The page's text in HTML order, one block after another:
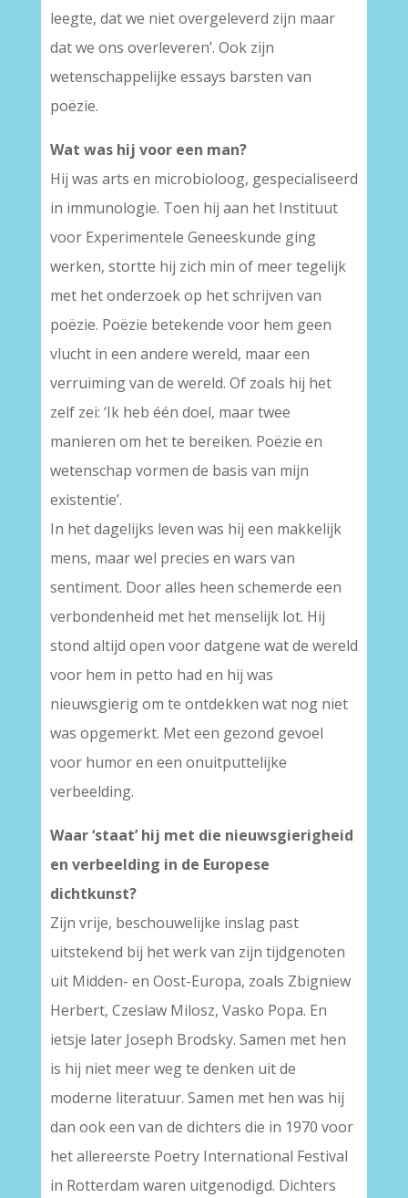
leegte, dat we niet overgeleverd zijn maar
dat we ons overleveren’. Ook zijn
wetenschappelijke essays barsten van
poëzie.
Wat was hij voor een man?
Hij was arts en microbioloog, gespecialiseerd
in immunologie. Toen hij aan het Instituut
voor Experimentele Geneeskunde ging
werken, stortte hij zich min of meer tegelijk
met het onderzoek op het schrijven van
poëzie. Poëzie betekende voor hem geen
vlucht in een andere wereld, maar een
verruiming van de wereld. Of zoals hij het
zelf zei: ‘Ik heb één doel, maar twee
manieren om het te bereiken. Poëzie en
wetenschap vormen de basis van mijn
existentie’.
In het dagelijks leven was hij een makkelijk
mens, maar wel precies en wars van
sentiment. Door alles heen schemerde een
verbondenheid met het menselijk lot. Hij
stond altijd open voor datgene wat de wereld
voor hem in petto had en hij was
nieuwsgierig om te ontdekken wat nog niet
was opgemerkt. Met een gezond gevoel
voor humor en een onuitputtelijke
verbeelding.
Waar ‘staat’ hij met die nieuwsgierigheid
en verbeelding in de Europese
dichtkunst?
Zijn vrije, beschouwelijke inslag past
uitstekend bij het werk van zijn tijdgenoten
uit Midden- en Oost-Europa, zoals Zbigniew
Herbert, Czeslaw Milosz, Vasko Popa. En
ietsje later Joseph Brodsky. Samen met hen
is hij niet meer weg te denken uit de
moderne literatuur. Samen met hen was hij
dan ook een van de dichters die in 1970 voor
het allereerste Poetry International Festival
in Rotterdam waren uitgenodigd. Dichters